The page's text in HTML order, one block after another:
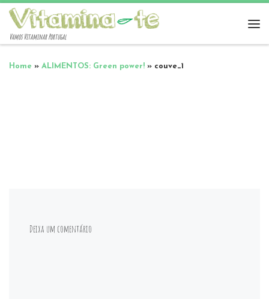
Vamos Vitaminar Portugal
Home » ALIMENTOS: Green power! » couve_1
Deixa um comentário